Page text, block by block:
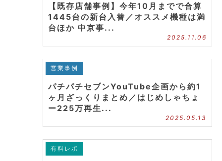
【既存店舗事例】今年10月までで合算
1445台の新台入替／オススメ機種は満
台ほか 中京事...
2025.11.06
営業事例
パチパチセブンYouTube企画から約1
ヶ月ざっくりまとめ／はじめしゃちょ
ー225万再生...
2025.05.13
有料レポ